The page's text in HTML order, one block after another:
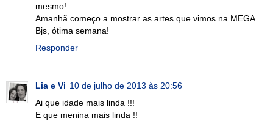
mesmo!
Amanhã começo a mostrar as artes que vimos na MEGA.
Bjs, ótima semana!
Responder
Lia e Vi 10 de julho de 2013 às 20:56
Ai que idade mais linda !!!
E que menina mais linda !!